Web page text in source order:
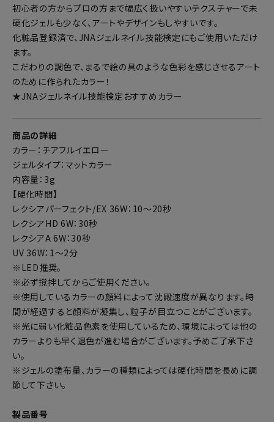
初心者の方からプロの方まで幅広く扱いやすいテクスチャーで未
硬化ジェルも少なく、アートやデザインもしやすいです。
化粧品登録済で、JNAジェルネイル技能検定にもご使用いただけ
ます。
こだわりの調色で、まるで絵の具のような色彩を感じさせるアート
のために作られたカラー！
★JNAジェルネイル技能検定おすすめカラー
商品の詳細
カラー：チアフルイエロー
ジェルタイプ：マットカラー
内容量：3g
【硬化時間】
レクシアパーフェクト/EX 36W：10～20秒
レクシアHD 6W：30秒
レクシアA 6W：30秒
UV 36W：1～2分
※LED推奨。
※必ず撹拌してからご使用ください。
※使用しているカラーの顔料によって沈殿速度が異なります。時
間が経過すると顔料が凝集し、粒子が目立つことがございます。
※光に弱い化粧品色素を使用しているため、環境によっては他の
カラーよりも早く退色が進む場合がございます。予めご了承下さ
い。
※ジェルの塗布量、カラーの種類によっては硬化時間を長めに調
節して下さい。
製品番号